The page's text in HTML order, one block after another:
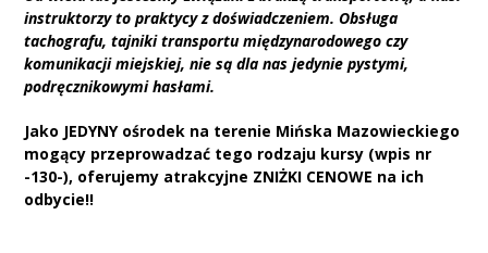
instruktorzy to praktycy z doświadczeniem. Obsługa
tachografu, tajniki transportu międzynarodowego czy
komunikacji miejskiej, nie są dla nas jedynie pystymi,
podręcznikowymi hasłami.
Jako JEDYNY ośrodek na terenie Mińska Mazowieckiego
mogący przeprowadzać tego rodzaju kursy (wpis nr
-130-), oferujemy atrakcyjne ZNIŻKI CENOWE na ich
odbycie!!